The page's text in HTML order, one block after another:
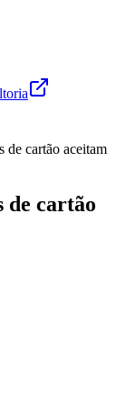
de cartão aceitam
de cartão